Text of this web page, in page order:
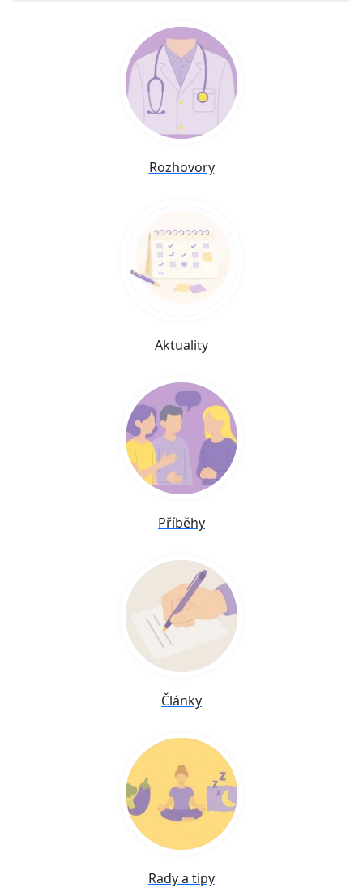
Rozhovory
Aktuality
Příběhy
Články
Rady a tipy